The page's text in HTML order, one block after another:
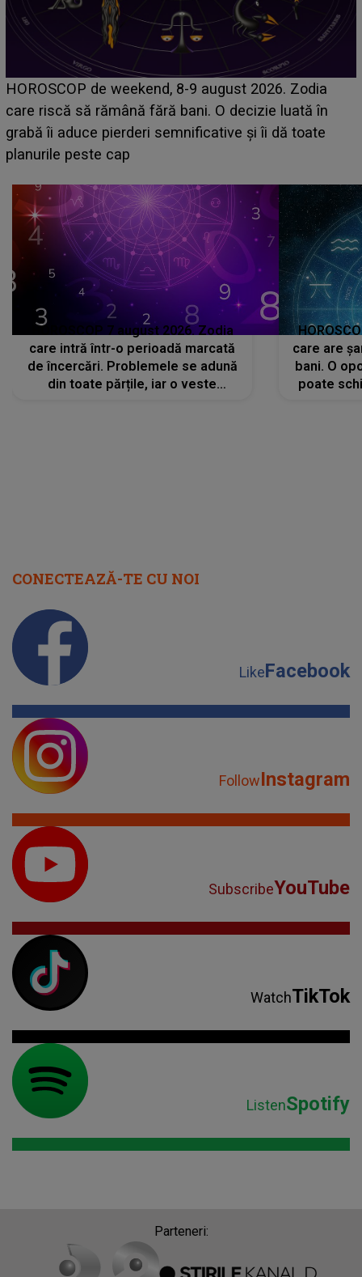
Emanuel a ținut ACEST DETALIU ASCUNS până
acum! În fața Alexandrei, concurentul din Casa Iubirii
face o MĂRTURISIRE NEAȘTEPTATĂ despre mama
sa: "I-am spus și ei în față, eu nu te iubesc pentru
HOROSCOP 7 august 2026. Zodia
care intră într-o perioadă marcată
de încercări. Problemele se adună
din toate părțile, iar o veste
care are
bani. O
poate
CONECTEAZĂ-TE CU NOI
LikeFacebook
FollowInstagram
SubscribeYouTube
WatchTikTok
ListenSpotify
Parteneri: